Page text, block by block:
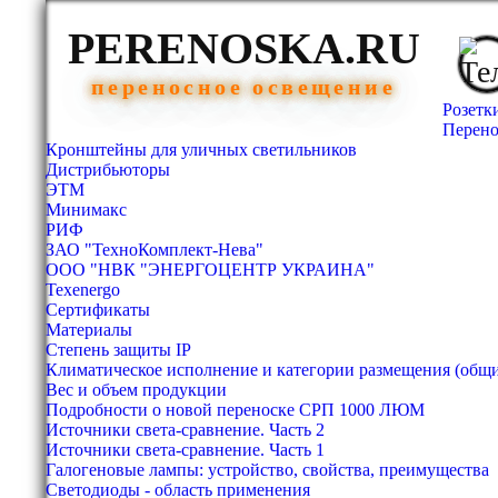
PERENOSKA.RU
переносное освещение
Кронштейны для уличных светильников
Дистрибьюторы
ЭТМ
Минимакс
РИФ
ЗАО "ТехноКомплект-Нева"
ООО "НВК "ЭНЕРГОЦЕНТР УКРАИНА"
Texenergo
Сертификаты
Материалы
Степень защиты IP
Климатическое исполнение и категории размещения
Вес и объем продукции
Подробности о новой переноске СРП 1000 ЛЮМ
Источники света-сравнение. Часть 2
Источники света-сравнение. Часть 1
Галогеновые лампы: устройство, свойства, преимущества
Светодиоды - область применения